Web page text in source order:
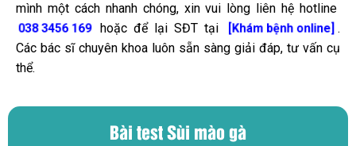
mình một cách nhanh chóng, xin vui lòng liên hệ hotline
038 3456 169 hoặc để lại SĐT tại [Khám bệnh online] .
Các bác sĩ chuyên khoa luôn sẵn sàng giải đáp, tư vấn cụ
thể.
Bài test Sùi mào gà